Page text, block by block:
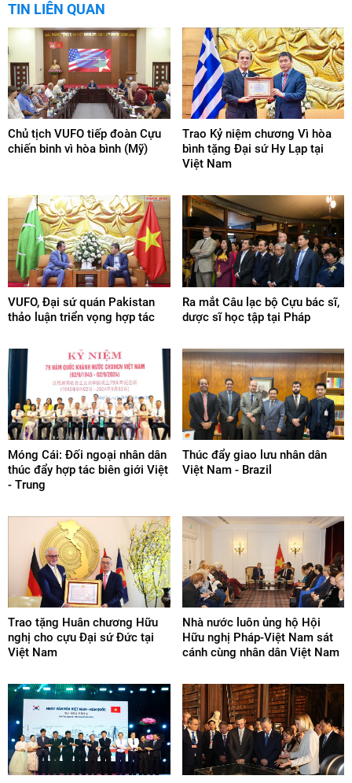
TIN LIÊN QUAN
Chủ tịch VUFO tiếp đoàn Cựu
chiến binh vì hòa bình (Mỹ)
Trao Kỷ niệm chương Vì hòa
bình tặng Đại sứ Hy Lạp tại
Việt Nam
VUFO, Đại sứ quán Pakistan
thảo luận triển vọng hợp tác
Ra mắt Câu lạc bộ Cựu bác sĩ,
dược sĩ học tập tại Pháp
Móng Cái: Đối ngoại nhân dân
thúc đẩy hợp tác biên giới Việt
- Trung
Thúc đẩy giao lưu nhân dân
Việt Nam - Brazil
Trao tặng Huân chương Hữu
nghị cho cựu Đại sứ Đức tại
Việt Nam
Nhà nước luôn ủng hộ Hội
Hữu nghị Pháp-Việt Nam sát
cánh cùng nhân dân Việt Nam